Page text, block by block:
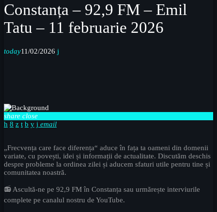
Constanța – 92,9 FM – Emil
Tatu – 11 februarie 2026
today11/02/2026
share close
email
„Frecvența care face diferența“ aduce în fața ta oameni din domenii
variate, cu povești, idei și informații de actualitate. Discutăm deschis
despre probleme la ordinea zilei și aducem sfaturi utile pentru tine și
comunitatea noastră.
📻 Ascultă-ne pe 92,9 FM în Constanța sau urmărește interviurile
complete pe canalul nostru de YouTube.